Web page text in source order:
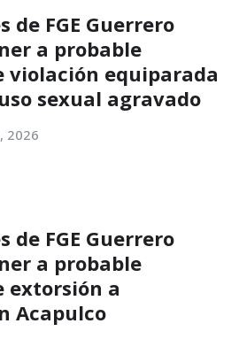
de FGE Guerrero
a probable
violación equiparada
sexual agravado
2026
de FGE Guerrero
a probable
extorsión a
Acapulco